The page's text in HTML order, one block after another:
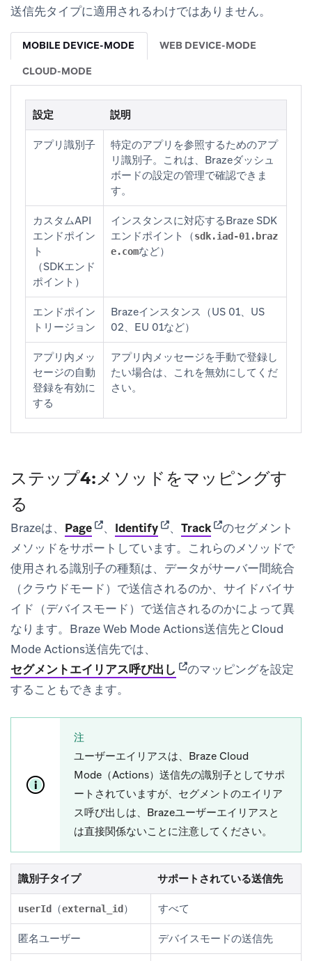
送信先タイプに適用されるわけではありません。
MOBILE DEVICE-MODE WEB DEVICE-MODE
CLOUD-MODE
設定 説明
アプリ識別子
特定のアプリを参照するためのアプ
リ識別子。これは、Brazeダッシュ
ボードの設定の管理で確認できま
す。
カスタムAPI
エンドポイン
ト
（SDKエンド
ポイント）
インスタンスに対応するBraze SDK
エンドポイント（sdk.iad-01.braz
e.comなど）
エンドポイン
トリージョン
Brazeインスタンス（US 01、US
02、EU 01など）
アプリ内メッ
セージの自動
登録を有効に
する
アプリ内メッセージを手動で登録し
たい場合は、これを無効にしてくだ
さい。
ステップ4:メソッドをマッピングす
る
Brazeは、 Page(opens in new tab)
、 Identify(opens in new tab)
、 Track(opens in new tab)
のセグメント
メソッドをサポートしています。これらのメソッドで
使用される識別子の種類は、データがサーバー間統合
（クラウドモード）で送信されるのか、サイドバイサ
イド（デバイスモード）で送信されるのかによって異
なります。Braze Web Mode Actions送信先とCloud
Mode Actions送信先では、
セグメントエイリアス呼び出し (opens in new tab)
のマッピングを設定
することもできます。
注
ユーザーエイリアスは、Braze Cloud
Mode（Actions）送信先の識別子としてサポ
ートされていますが、セグメントのエイリア
ス呼び出しは、Brazeユーザーエイリアスと
は直接関係ないことに注意してください。
識別子タイプ サポートされている送信先
userId （external_id ） すべて
匿名ユーザー デバイスモードの送信先